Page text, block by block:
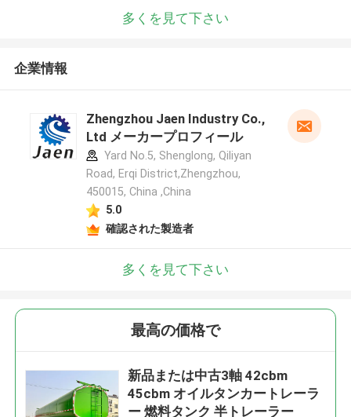
多くを見て下さい
企業情報
Zhengzhou Jaen Industry Co.,
Ltd メーカープロフィール
Yard No.5, Shenglong, Qiliyan
Road, Erqi District,Zhengzhou,
450015, China ,China
5.0
確認された製造者
多くを見て下さい
最高の価格で
新品または中古3軸 42cbm
45cbm オイルタンカートレーラ
ー 燃料タンク 半トレーラー